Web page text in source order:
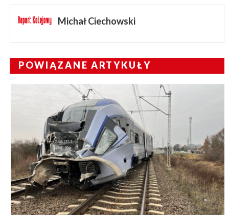
Michał Ciechowski
POWIĄZANE ARTYKUŁY